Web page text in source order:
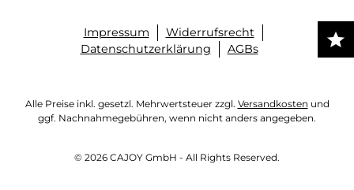
Impressum
Widerrufsrecht
Datenschutzerklärung
AGBs
Alle Preise inkl. gesetzl. Mehrwertsteuer zzgl. Versandkosten und
ggf. Nachnahmegebühren, wenn nicht anders angegeben.
© 2026 CAJOY GmbH - All Rights Reserved.